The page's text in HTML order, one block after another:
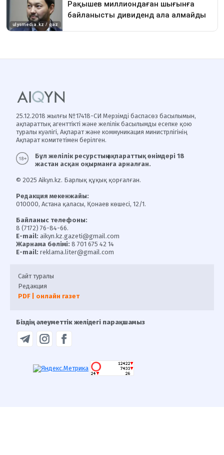
25.12.2018 жылғы №17418-СИ Мерзімді баспасөз басылымын,
ақпараттық агенттікті және желілік басылымды есепке қою
туралы куәлігі, Ақпарат және коммуникация министрлігінің
Ақпарат комитетімен берілген.
Бұл желілік ресурстың ақпараттық өнімдері 18
жастан асқан оқырманға арналған.
© 2025 Aikyn.kz. Барлық құқық қорғалған.
Редакция мекенжайы:
010000, Астана қаласы, Қонаев көшесі, 12/1.
Байланыс телефоны:
8 (7172) 76-84-66.
E-mail: aikyn.kz.gazeti@gmail.com
Жарнама бөлімі: 8 701 675 42 14
E-mail: reklama.liter@gmail.com
Сайт туралы
Редакция
PDF | онлайн газет
Біздің әлеуметтік желідегі парақшамыз